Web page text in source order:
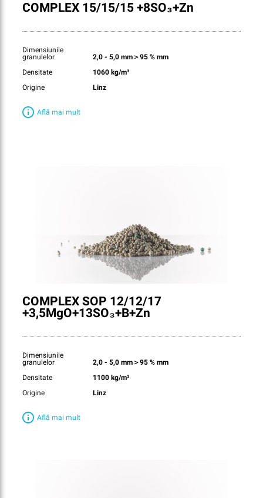
COMPLEX 15/15/15 +8SO₃+Zn
Dimensiunile
granulelor
2,0 - 5,0 mm＞95 % mm
Densitate
1060 kg/m³
Origine
Linz
Află mai mult
COMPLEX SOP 12/12/17
+3,5MgO+13SO₃+B+Zn
Dimensiunile
granulelor
2,0 - 5,0 mm＞95 % mm
Densitate
1100 kg/m³
Origine
Linz
Află mai mult